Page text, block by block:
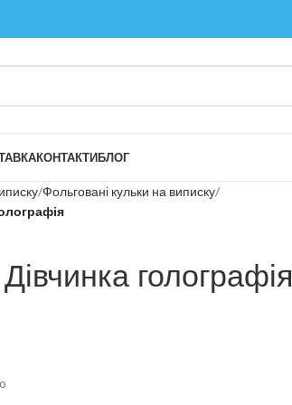
КОНТАКТИБЛОГ
Фольговані кульки на виписку
голографія